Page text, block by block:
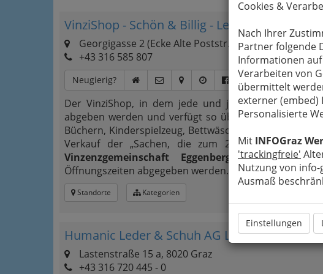
Cookies &
Nach Ihrer
Partner folgende
Informationen
Verarbeiten von
übermittelt
externer (embed)
Personalisierte
Mit INFOGraz
'trackingfreie'
Nutzung von
Ausmaß
Einstellungen
VinziShop - Schön & Billig - Leitung: Susanne
Georgigasse 2 (Ecke Alte Poststr.), 8020 Graz
+43 316 585 807
Neugierig?
Der VinziShop, in dem jede und jeder herzlich
abgeben werden und verfügt so über einegroße
Büchern, Kinderspielzeug, Bettwäsche und diversen
Verkauf der „Sachen, die zum 2. Mal Freude
Vinzenzgemeinschaft Eggenberg unterstützt.
Öffnungszeiten abgegeben werden.
Standorte Kategorien
Humanic Leder & Schuh AG Lastenstraße
Lastenstraße 15 a, 8020 Graz
+43 316 720 445 - 0